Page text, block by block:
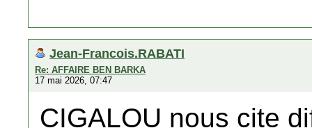
Jean-Francois.RABATI
Re: AFFAIRE BEN BARKA
17 mai 2026, 07:47
CIGALOU nous cite